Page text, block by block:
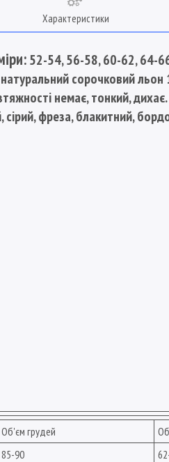
Характеристики
52-54, 56-58, 60-62, 64-
сорочковий льон
немає, тонкий, дихає.
фреза, блакитний,
Об'єм грудей
85-90